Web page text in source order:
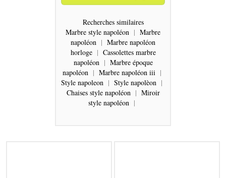
Recherches similaires
Marbre style napoléon | Marbre
napoléon | Marbre napoléon
horloge | Cassolettes marbre
napoléon | Marbre époque
napoléon | Marbre napoléon iii |
Style napoleon | Style napolèon |
Chaises style napoléon | Miroir
style napoléon |